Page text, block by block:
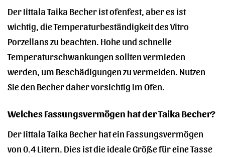
Der Iittala Taika Becher ist ofenfest, aber es ist
wichtig, die Temperaturbeständigkeit des Vitro
Porzellans zu beachten. Hohe und schnelle
Temperaturschwankungen sollten vermieden
werden, um Beschädigungen zu vermeiden. Nutzen
Sie den Becher daher vorsichtig im Ofen.
Welches Fassungsvermögen hat der Taika Becher?
Der Iittala Taika Becher hat ein Fassungsvermögen
von 0.4 Litern. Dies ist die ideale Größe für eine Tasse